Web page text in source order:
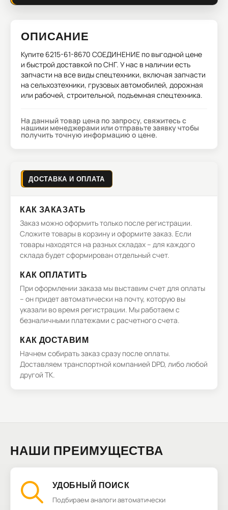
ОПИСАНИЕ
Купите 6215-61-8670 СОЕДИНЕНИЕ по выгодной цене
и быстрой доставкой по СНГ. У нас в наличии есть
запчасти на все виды спецтехники, включая запчасти
на сельхозтехники, грузовых автомобилей, дорожная
или рабочей, строительной, подъемная спецтехника.
На данный товар цена по запросу, свяжитесь с
нашими менеджерами или отправьте заявку чтобы
получить точную информацию о цене.
ДОСТАВКА И ОПЛАТА
КАК ЗАКАЗАТЬ
Заказ можно оформить только после регистрации.
Сложите товары в корзину и оформите заказ. Если
товары находятся на разных складах – для каждого
склада будет сформирован отдельный счет.
КАК ОПЛАТИТЬ
При оформлении заказа мы выставим счет для оплаты
– он придет автоматически на почту, которую вы
указали во время регистрации. Мы работаем с
безналичными платежами с расчетного счета.
КАК ДОСТАВИМ
Начнем собирать заказ сразу после оплаты.
Доставляем транспортной компанией DPD, либо любой
другой ТК.
НАШИ ПРЕИМУЩЕСТВА
УДОБНЫЙ ПОИСК
Подбираем аналоги автоматически